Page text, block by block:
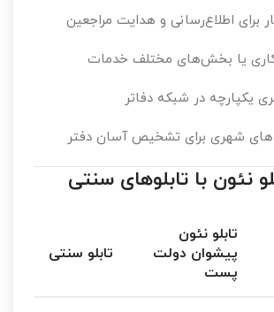
برای اطلاع‌رسانی و هدایت مراجعین
یا بخش‌های مختلف خدمات
یکپارچه در شبکه دفاتر
شهری برای تشخیص آسان دفتر
نئون با تابلوهای سنتی
تابلو نئون
پیشوان دولت
پست
تابلو سنتی